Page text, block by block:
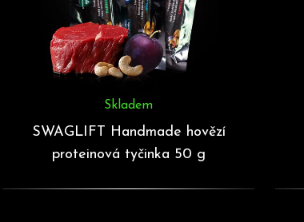
SWAGLIFT Handmade hovězí
proteinová tyčinka 50 g
Skladem